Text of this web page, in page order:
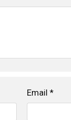
Email *